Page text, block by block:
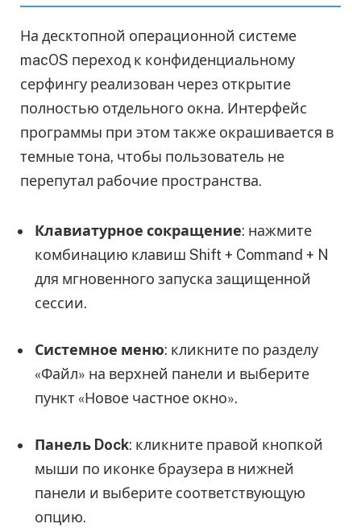
На десктопной операционной системе
macOS переход к конфиденциальному
серфингу реализован через открытие
полностью отдельного окна. Интерфейс
программы при этом также окрашивается в
темные тона, чтобы пользователь не
перепутал рабочие пространства.
Клавиатурное сокращение: нажмите
комбинацию клавиш Shift + Command + N
для мгновенного запуска защищенной
сессии.
Системное меню: кликните по разделу
«Файл» на верхней панели и выберите
пункт «Новое частное окно».
Панель Dock: кликните правой кнопкой
мыши по иконке браузера в нижней
панели и выберите соответствующую
опцию.